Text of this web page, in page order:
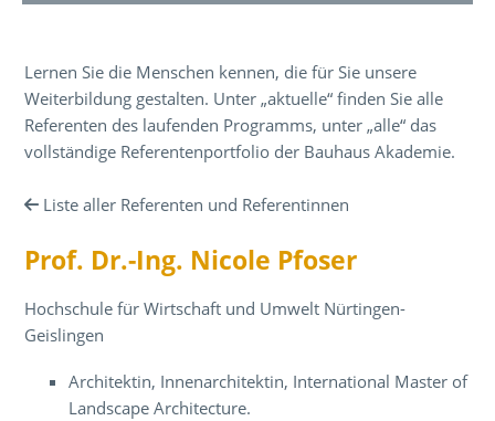
Lernen Sie die Menschen kennen, die für Sie unsere
Weiterbildung gestalten. Unter „aktuelle“ finden Sie alle
Referenten des laufenden Programms, unter „alle“ das
vollständige Referentenportfolio der Bauhaus Akademie.
Liste aller Referenten und Referentinnen
Prof. Dr.-Ing. Nicole Pfoser
Hochschule für Wirtschaft und Umwelt Nürtingen-
Geislingen
Architektin, Innenarchitektin, International Master of
Landscape Architecture.